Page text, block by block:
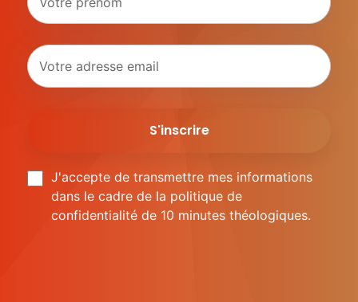
J'accepte de transmettre mes informations
dans le cadre de la politique de
confidentialité de 10 minutes théologiques.